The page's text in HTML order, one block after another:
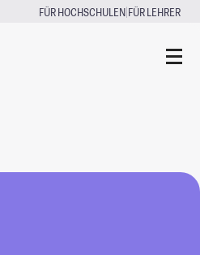
FÜR HOCHSCHULEN|FÜR LEHRER
Pflege, B.Sc., Pflegestudium mit monatlicher